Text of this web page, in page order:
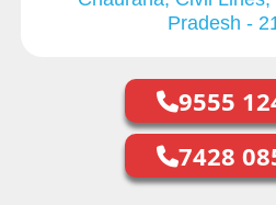
Pradesh -
9555
7428